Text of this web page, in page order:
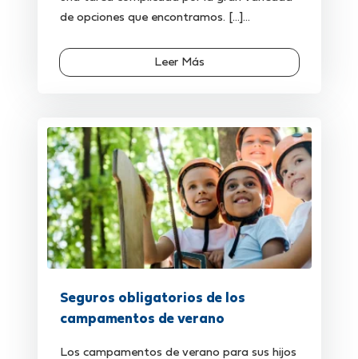
de opciones que encontramos. [...]...
Leer Más
Seguros obligatorios de los
campamentos de verano
Los campamentos de verano para sus hijos